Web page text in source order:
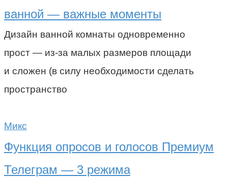
ванной — важные моменты
Дизайн ванной комнаты одновременно
прост — из-за малых размеров площади
и сложен (в силу необходимости сделать
пространство
Микс
Функция опросов и голосов Премиум
Телеграм — 3 режима